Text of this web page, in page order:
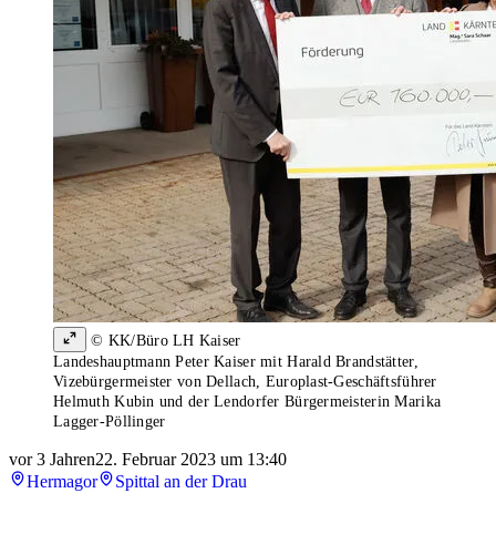
© KK/Büro LH Kaiser
Landeshauptmann Peter Kaiser mit Harald Brandstätter,
Vizebürgermeister von Dellach, Europlast-Geschäftsführer
Helmuth Kubin und der Lendorfer Bürgermeisterin Marika
Lagger-Pöllinger
vor 3 Jahren22. Februar 2023 um 13:40
Hermagor
Spittal an der Drau